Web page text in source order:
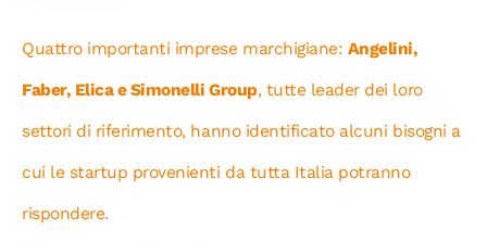
Quattro importanti imprese marchigiane: Angelini,
Faber, Elica e Simonelli Group, tutte leader dei loro
settori di riferimento, hanno identificato alcuni bisogni a
cui le startup provenienti da tutta Italia potranno
rispondere.